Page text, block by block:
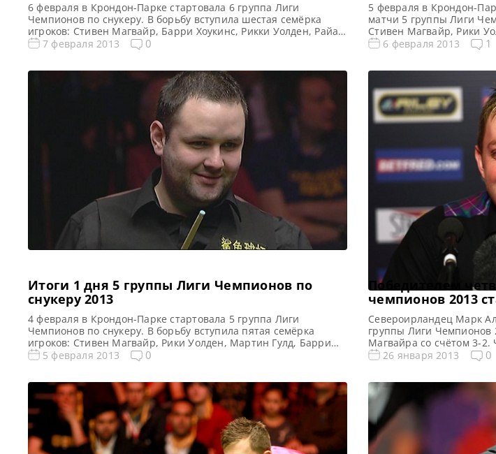
6 февраля в Крондон-Парке стартовала 6 группа Лиги
Чемпионов по снукеру. В борьбу вступила шестая семёрка
игроков: Стивен Магвайр, Барри Хоукинс, Рикки Уолден, Райан
Дэй, Маркус Кэмпбелл, Доминик Дэйл, Марко Фу.
результатам 1 дня 6 группы Райан Дэй лидирует с […]
7 февраля 2013 0
5 февраля в Крондон-
матчи 5 группы Лиги
Стивен Магвайр, Рики
Джо Перри, Питер
6 февраля 2013 1
Итоги 1 дня 5 группы Лиги Чемпионов по
снукеру 2013
4 февраля в Крондон-Парке стартовала 5 группа Лиги
Чемпионов по снукеру. В борьбу вступила пятая семёрка
игроков: Стивен Магвайр, Рики Уолден, Мартин Гулд, Барри
Хоукинс, Джо Перри, Питер Эбдон, Райан Дэй. Победителями
Магуайр и Барри […]
5 февраля 2013 0
Победителем
чемпионов 2013
Североирландец Марк
группы Лиги Чемпионов
Магвайра со счётом 3-
отличие от предыдущих
группе, одержав победы
26 января 2013 0